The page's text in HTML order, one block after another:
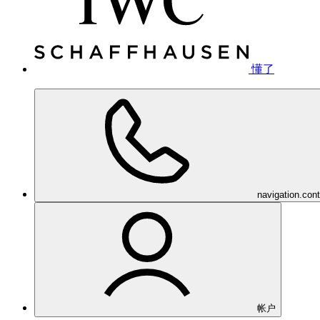
懂了
帐户